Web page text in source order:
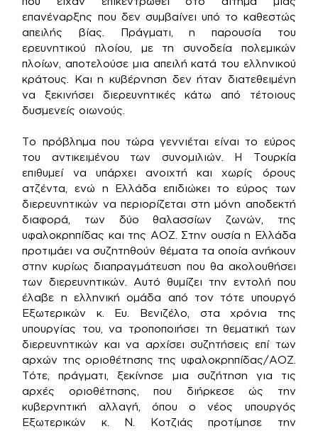
επανέναρξης που δεν συμβαίνει υπό το καθεστώς
απειλής βίας. Πράγματι, η παρουσία του
ερευνητικού πλοίου, με τη συνοδεία πολεμικών
πλοίων, αποτελούσε μια απειλή κατά του ελληνικού
κράτους. Και η κυβέρνηση δεν ήταν διατεθειμένη
να ξεκινήσει διερευνητικές κάτω από τέτοιους
δυσμενείς οιωνούς.
Το πρόβλημα που τώρα γεννιέται είναι το εύρος
του αντικειμένου των συνομιλιών. Η Τουρκία
επιθυμεί να υπάρχει ανοιχτή και χωρίς όρους
ατζέντα, ενώ η Ελλάδα επιδιώκει το εύρος των
διερευνητικών να περιορίζεται στη μόνη αποδεκτή
διαφορά, των δύο θαλασσίων ζωνών, της
υφαλοκρηπίδας και της ΑΟΖ. Στην ουσία η Ελλάδα
προτιμάει να συζητηθούν θέματα τα οποία ανήκουν
στην κυρίως διαπραγμάτευση που θα ακολουθήσει
των διερευνητικών. Αυτό θυμίζει την εντολή που
έλαβε η ελληνική ομάδα από τον τότε υπουργό
Εξωτερικών κ. Ευ. Βενιζέλο, στα χρόνια της
υπουργίας του, να τροποποιήσει τη θεματική των
διερευνητικών και να αρχίσει συζητήσεις επί των
αρχών της οριοθέτησης της υφαλοκρηπίδας/ΑΟΖ.
Τότε, πράγματι, ξεκίνησε μια συζήτηση για τις
αρχές οριοθέτησης, που διήρκεσε ώς την
κυβερνητική αλλαγή, όπου ο νέος υπουργός
Εξωτερικών κ. Ν. Κοτζιάς προτίμησε την